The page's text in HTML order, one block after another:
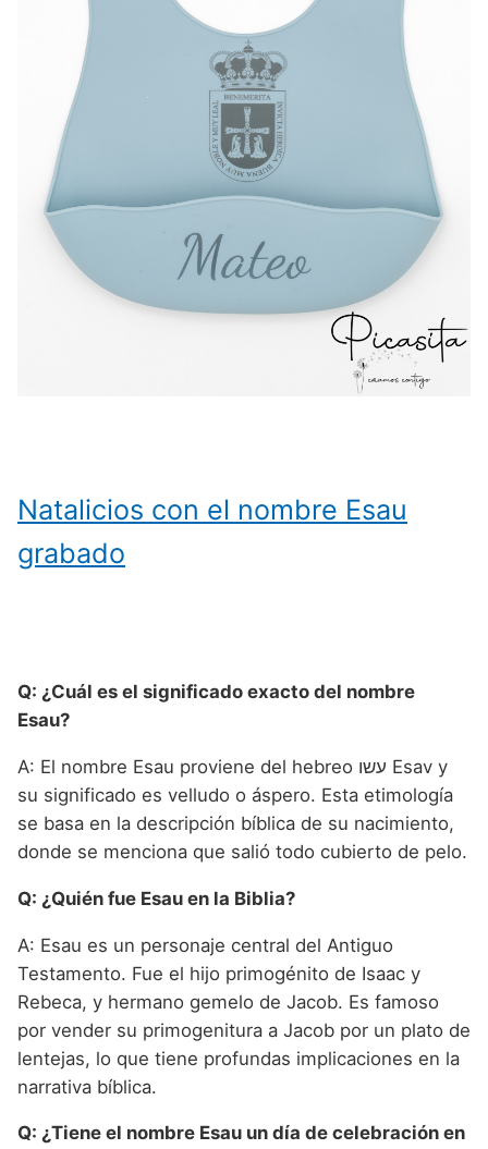
Natalicios con el nombre Esau
grabado
Q: ¿Cuál es el significado exacto del nombre
Esau?
A: El nombre Esau proviene del hebreo עשו Esav y
su significado es velludo o áspero. Esta etimología
se basa en la descripción bíblica de su nacimiento,
donde se menciona que salió todo cubierto de pelo.
Q: ¿Quién fue Esau en la Biblia?
A: Esau es un personaje central del Antiguo
Testamento. Fue el hijo primogénito de Isaac y
Rebeca, y hermano gemelo de Jacob. Es famoso
por vender su primogenitura a Jacob por un plato de
lentejas, lo que tiene profundas implicaciones en la
narrativa bíblica.
Q: ¿Tiene el nombre Esau un día de celebración en